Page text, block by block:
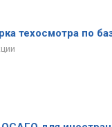
техосмотра по